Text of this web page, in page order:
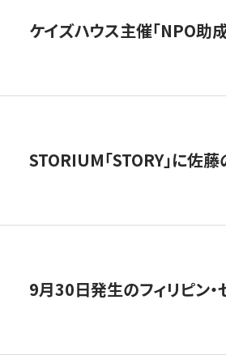
ケイズハウス主催「NPO助
STORIUM「STORY」に佐
9月30日発生のフィリピン